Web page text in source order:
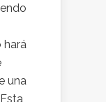
hará
una